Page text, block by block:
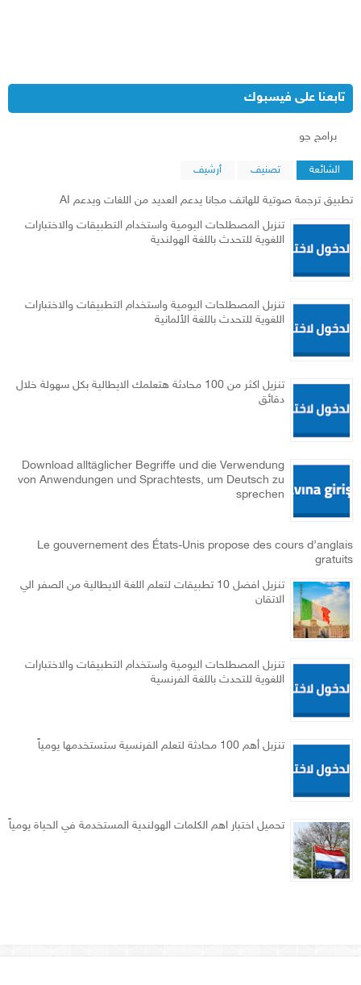
تابعنا على فيسبوك
‏برامج جو‏
الشائعة تصنيف أرشيف
تطبيق ترجمة صوتية للهاتف مجانا يدعم العديد من اللغات ويدعم AI
تنزبل المصطلحات اليومية واستخدام التطبيقات والاختبارات
اللغوية للتحدث باللغة الهولندية
تنزبل المصطلحات اليومية واستخدام التطبيقات والاختبارات
اللغوية للتحدث باللغة الألمانية
تنزيل اكثر من 100 محادثة هتعلمك الايطالية بكل سهولة خلال
دقائق
Download alltäglicher Begriffe und die Verwendung
von Anwendungen und Sprachtests, um Deutsch zu
sprechen
Le gouvernement des États-Unis propose des cours d’anglais
gratuits
تنزيل افضل 10 تطبيقات لتعلم اللغة الايطالية من الصفر الي
الاتقان
تنزبل المصطلحات اليومية واستخدام التطبيقات والاختبارات
اللغوية للتحدث باللغة الفرنسية
تنزبل أهم 100 محادثة لتعلم الفرنسية ستستخدمها يومياً
تحميل اختبار اهم الكلمات الهولندية المستخدمة في الحياة يومياً